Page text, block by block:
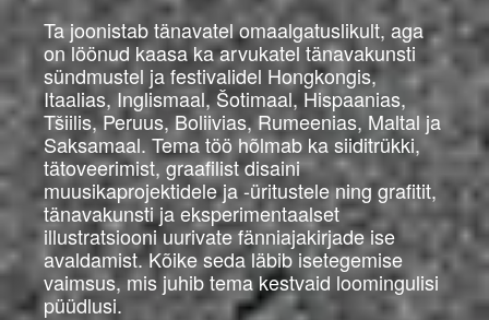
Ta joonistab tänavatel omaalgatuslikult, aga
on löönud kaasa ka arvukatel tänavakunsti
sündmustel ja festivalidel Hongkongis,
Itaalias, Inglismaal, Šotimaal, Hispaanias,
Tšiilis, Peruus, Boliivias, Rumeenias, Maltal ja
Saksamaal. Tema töö hõlmab ka siiditrükki,
tätoveerimist, graafilist disaini
muusikaprojektidele ja -üritustele ning grafitit,
tänavakunsti ja eksperimentaalset
illustratsiooni uurivate fänniajakirjade ise
avaldamist. Kõike seda läbib isetegemise
vaimsus, mis juhib tema kestvaid loomingulisi
püüdlusi.